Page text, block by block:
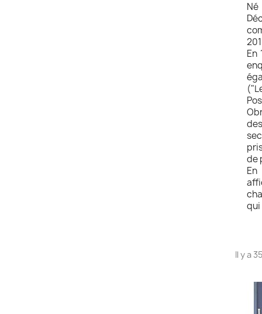
En
de
En
qui
Il y a